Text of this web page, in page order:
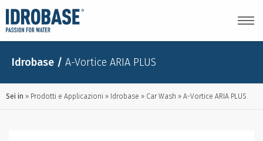
Idrobase / A-Vortice ARIA PLUS
Sei in Prodotti e Applicazioni Idrobase Car Wash A-Vortice ARIA PLUS